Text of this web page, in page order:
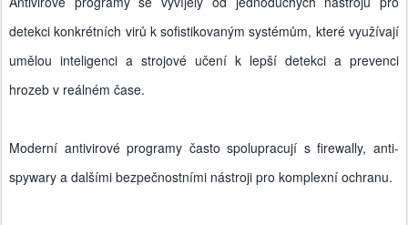
detekci konkrétních virů k sofistikovaným systémům, které využívají
umělou inteligenci a strojové učení k lepší detekci a prevenci
hrozeb v reálném čase.
Moderní antivirové programy často spolupracují s firewally, anti-
spywary a dalšími bezpečnostními nástroji pro komplexní ochranu.